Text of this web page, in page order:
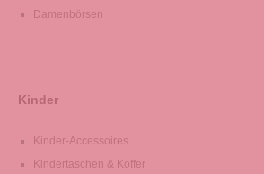
Damenbörsen
Kinder
Kinder-Accessoires
Kindertaschen & Koffer